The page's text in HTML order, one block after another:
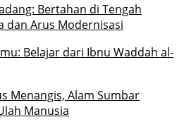
Bertahan di Tengah
dan Arus Modernisasi
Belajar dari Ibnu Waddah al-
Menangis, Alam Sumbar
Manusia